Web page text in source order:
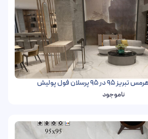
پرسلان فول پولیش
ناموجود